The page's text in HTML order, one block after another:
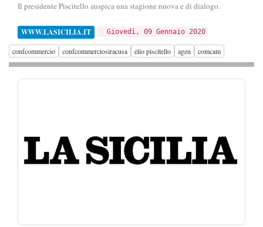
Il presidente Piscitello auspica una stagione nuova e di dialogo.
WWW.LASICILIA.IT Giovedì, 09 Gennaio 2020
confcommercio confcommerciosiracusa elio piscitello agen comcam